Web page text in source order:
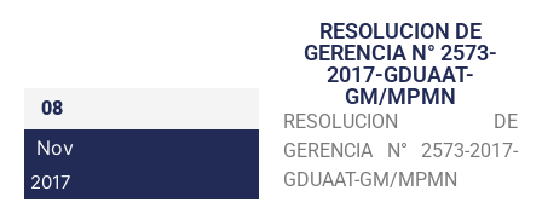
Transparencia
Seguridad
Programas
08
Nov
2017
RESOLUCION DE
GERENCIA N° 2573-
2017-GDUAAT-
GM/MPMN
RESOLUCION DE
GERENCIA N° 2573-2017-
GDUAAT-GM/MPMN